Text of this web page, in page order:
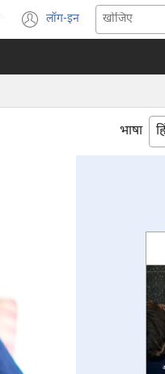
लॉग-इन
(opens
new
भाषा